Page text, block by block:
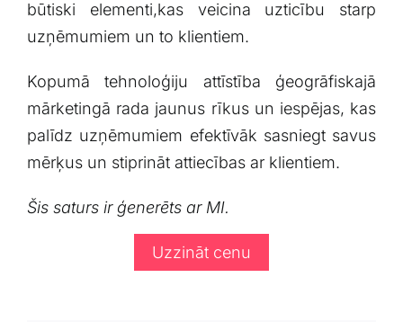
būtiski⁢ elementi,kas veicina uzticību starp‌
uzņēmumiem un to klientiem.
Kopumā tehnoloģiju attīstība ⁤ģeogrāfiskajā
mārketingā⁤ rada jaunus rīkus ‌un iespējas,‌ kas
palīdz uzņēmumiem⁢ efektīvāk ⁤sasniegt‌ savus
⁤mērķus un ⁣stiprināt ​attiecības ar klientiem.
Šis saturs ir ģenerēts ar MI.
Uzzināt cenu